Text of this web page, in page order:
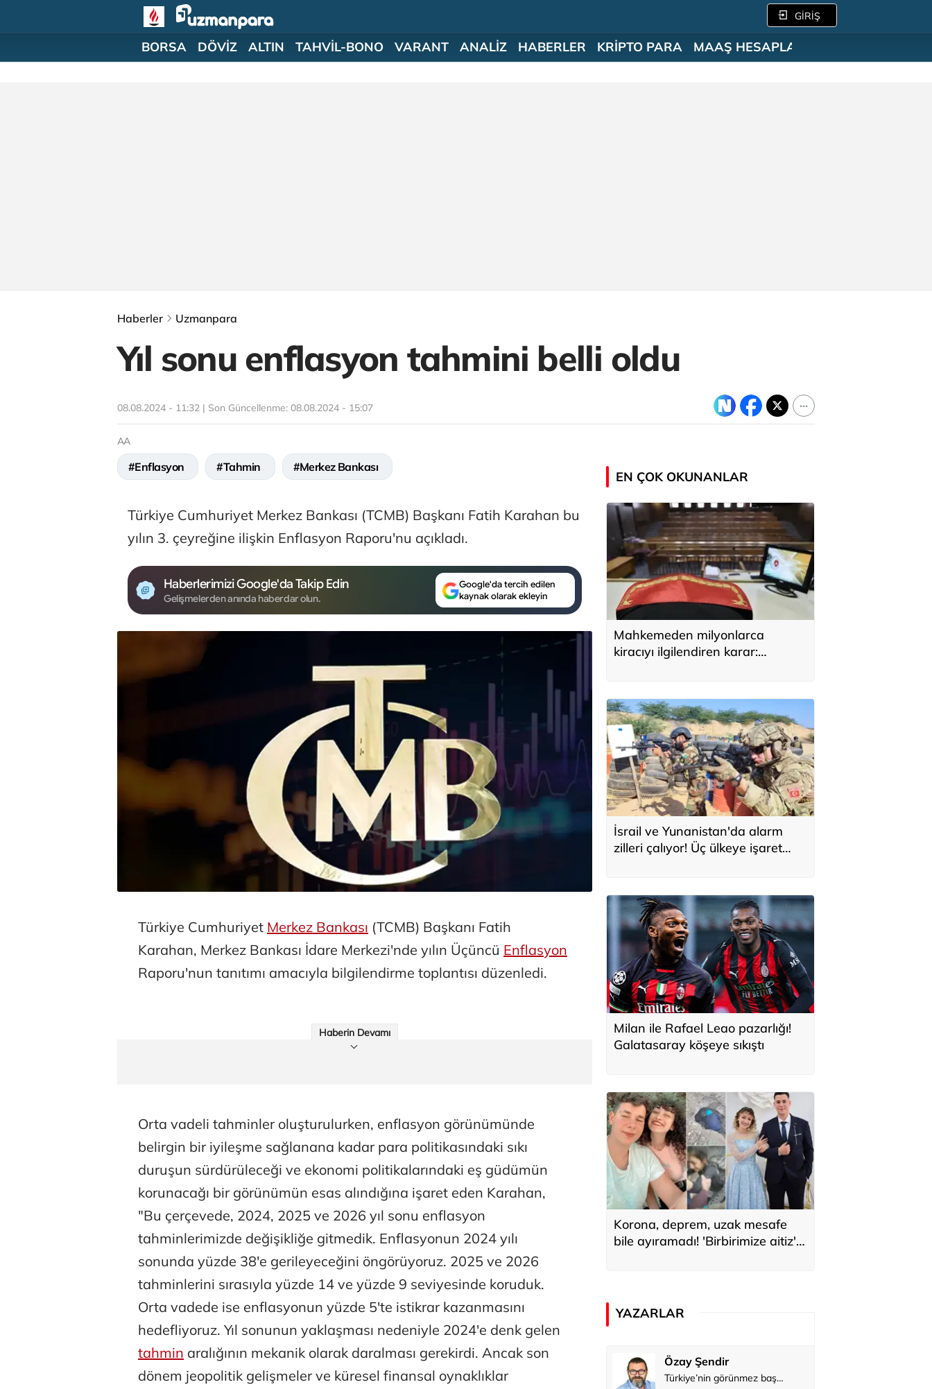
GİRİŞ
BORSA DÖVİZ ALTIN TAHVİL-BONO VARANT ANALİZ HABERLER KRİPTO PARA MAAŞ HESAPLAMA
Haberler Uzmanpara
Yıl sonu enflasyon tahmini belli oldu
08.08.2024 - 11:32 | Son Güncellenme: 08.08.2024 - 15:07
AA
#Enflasyon #Tahmin #Merkez Bankası
Türkiye Cumhuriyet Merkez Bankası (TCMB) Başkanı Fatih Karahan bu
yılın 3. çeyreğine ilişkin Enflasyon Raporu'nu açıkladı.
Haberlerimizi Google'da Takip Edin
Gelişmelerden anında haberdar olun.
Google'da tercih edilen
kaynak olarak ekleyin
Türkiye Cumhuriyet Merkez Bankası (TCMB) Başkanı Fatih
Karahan, Merkez Bankası İdare Merkezi'nde yılın Üçüncü Enflasyon
Raporu'nun tanıtımı amacıyla bilgilendirme toplantısı düzenledi.
Haberin Devamı
Orta vadeli tahminler oluşturulurken, enflasyon görünümünde
belirgin bir iyileşme sağlanana kadar para politikasındaki sıkı
duruşun sürdürüleceği ve ekonomi politikalarındaki eş güdümün
korunacağı bir görünümün esas alındığına işaret eden Karahan,
"Bu çerçevede, 2024, 2025 ve 2026 yıl sonu enflasyon
tahminlerimizde değişikliğe gitmedik. Enflasyonun 2024 yılı
sonunda yüzde 38'e gerileyeceğini öngörüyoruz. 2025 ve 2026
tahminlerini sırasıyla yüzde 14 ve yüzde 9 seviyesinde koruduk.
Orta vadede ise enflasyonun yüzde 5'te istikrar kazanmasını
hedefliyoruz. Yıl sonunun yaklaşması nedeniyle 2024'e denk gelen
tahmin aralığının mekanik olarak daralması gerekirdi. Ancak son
dönem jeopolitik gelişmeler ve küresel finansal oynaklıklar
EN ÇOK OKUNANLAR
Mahkemeden milyonlarca
kiracıyı ilgilendiren karar:
İsrail ve Yunanistan'da alarm
zilleri çalıyor! Üç ülkeye işaret
Milan ile Rafael Leao pazarlığı!
Galatasaray köşeye sıkıştı
Korona, deprem, uzak mesafe
bile ayıramadı! 'Birbirimize aitiz'
YAZARLAR
Atilay Kandemir
Mağaza açılışı
Özay Şendir Atilay Kandemir
Mağaza açılışı